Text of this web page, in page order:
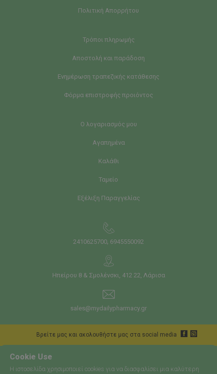
Cookie Use
Η ιστοσελίδα χρησιμοποιεί cookies για να διασφαλίσει μια καλύτερη
Πολιτική Απορρήτου
Τρόποι πληρωμής
Αποστολή και παράδοση
Ενημέρωση τραπεζικής κατάθεσης
Φόρμα επιστροφής προιόντος
Ο λογαριασμός μου
Αγαπημένα
Καλάθι
Ταμείο
Εξέλιξη Παραγγελίας
2410625700, 6945550092
Ηπείρου 8 & Σμολένσκι, 412 22, Λάρισα
sales@mydailypharmacy.gr
Bρείτε μας και ακολουθήστε μας στα social media